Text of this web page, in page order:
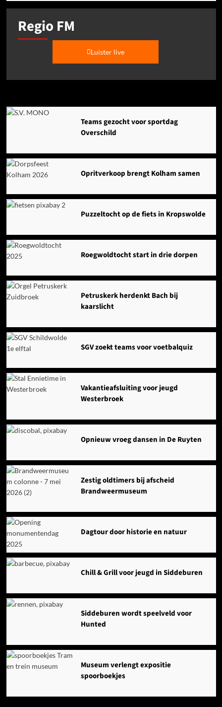
Regio FM
Luister live
Agenda
Teams gezocht voor sportdag
Overschild
Opritverkoop brengt Kolham samen
Puzzeltocht op de fiets in Kropswolde
Roegwoldtocht start in drie dorpen
Petruskerk herdenkt Bach bij
kaarslicht
SGV zoekt teams voor voetbalquiz
Vakantieafsluiting voor jeugd
Westerbroek
Opnieuw vroeg dansen in De Ruyten
Zestig oldtimers bij afscheid
Brandweermuseum
Dagtour door historie en natuur
Chill & Grill voor jeugd in Siddeburen
Siddeburen wordt speelveld voor
Hunted
Museum verlengt expositie
spoorboekjes